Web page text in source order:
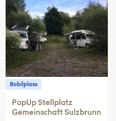
Bobilplass
PopUp Stellplatz
Gemeinschaft Sulzbrunn